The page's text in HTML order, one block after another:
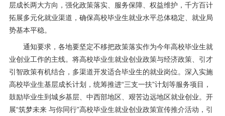
层成长两大方向，强化政策落实、服务保障、权益维护，千方百计
拓展多元化就业渠道，确保高校毕业生就业水平总体稳定、就业局
势基本平稳。
通知要求，各地要坚定不移把政策落实作为今年高校毕业生就
业创业工作的主线。将高校毕业生就业创业政策与经济政策、引才
引智政策有机结合，多渠道开发适合毕业生的就业岗位。深入实施
高校毕业生基层成长计划，统筹推进“三支一扶”计划等服务项目，
鼓励毕业生到城乡基层、中西部地区、艰苦边远地区就业创业。开
展“筑梦未来 与你同行”高校毕业生就业创业政策宣传推介活动，引